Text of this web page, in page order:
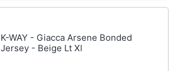
K-WAY - Giacca Arsene Bonded
Jersey - Beige Lt Xl